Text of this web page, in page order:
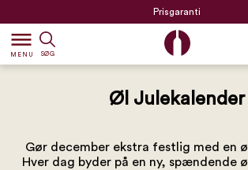
Prisgaranti
dehaze
MENU SØG
Øl Julekalender
Gør december ekstra festlig med en
Hver dag byder på en ny, spændende